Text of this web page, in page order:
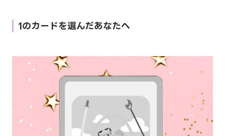
1のカードを選んだあなたへ